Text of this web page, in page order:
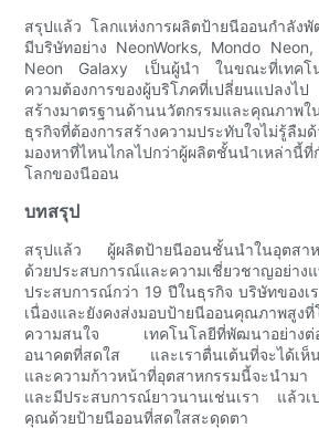
สรุปแล้ว โลกแห่งการผลิตป้ายนีออนกำลัง
มีบริษัทอย่าง NeonWorks, Mondo
Neon Galaxy เป็นผู้นำ ในขณะที่เทคโน
ความต้องการของผู้บริโภคที่เปลี่ยนแปลงไ
สร้างมาตรฐานด้านนวัตกรรมและคุณภาพใ
ธุรกิจที่ต้องการสร้างความประทับใจไม่รู้ลื
มองหาที่ไหนไกลไปกว่าผู้ผลิตชั้นนำเหล่านี้ที่
โลกของนีออน
บทสรุป
สรุปแล้ว ผู้ผลิตป้ายนีออนชั้นนำในอุตสาห
ด้วยประสบการณ์และความเชี่ยวช
ประสบการณ์กว่า 19 ปีในธุรกิจ บริษัทของเ
เนื่องและยังคงส่งมอบป้ายนีออนคุณภาพสูง
ความสนใจ เทคโนโลยีที่พัฒนาอย่างต่อ
อนาคตที่สดใส และเราตื่นเต้นที่จะได้เห็
และความก้าวหน้าที่อุตสาหกรรมนี้จะนำมา
และมีประสบการณ์ยาวนานเช่นเรา แล้วเ
คุณด้วยป้ายนีออนที่สดใสสะดุดตา